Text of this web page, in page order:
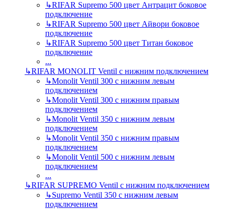
↳RIFAR Supremo 500 цвет Антрацит боковое
подключение
↳RIFAR Supremo 500 цвет Айвори боковое
подключение
↳RIFAR Supremo 500 цвет Титан боковое
подключение
...
↳RIFAR MONOLIT Ventil с нижним подключением
↳Monolit Ventil 300 с нижним левым
подключением
↳Monolit Ventil 300 с нижним правым
подключением
↳Monolit Ventil 350 с нижним левым
подключением
↳Monolit Ventil 350 с нижним правым
подключением
↳Monolit Ventil 500 с нижним левым
подключением
...
↳RIFAR SUPREMO Ventil с нижним подключением
↳Supremo Ventil 350 с нижним левым
подключением